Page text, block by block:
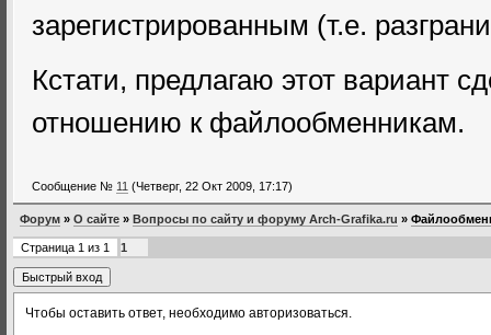
зарегистрированным (т.е.
Кстати, предлагаю этот вариант
отношению к файлообменникам.
Сообщение № 11 (Четверг, 22 Окт 2009, 17:17)
Форум » О сайте » Вопросы по сайту и форуму Arch-Grafika.ru »
Страница 1 из 1 1
Чтобы оставить ответ, необходимо авторизоваться.